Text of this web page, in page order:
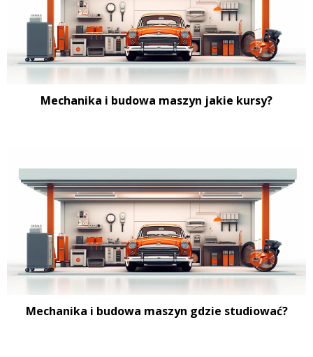
Mechanika i budowa maszyn jakie kursy?
Mechanika i budowa maszyn gdzie studiować?